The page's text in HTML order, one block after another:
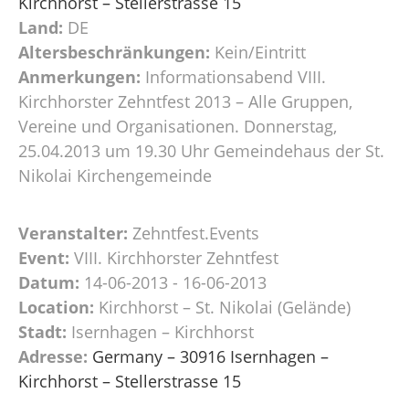
Land: DE
Altersbeschränkungen: Kein/Eintritt
Anmerkungen: Informationsabend VIII.
Kirchhorster Zehntfest 2013 – Alle Gruppen,
Vereine und Organisationen. Donnerstag,
25.04.2013 um 19.30 Uhr Gemeindehaus der St.
Nikolai Kirchengemeinde
Veranstalter: Zehntfest.Events
Event: VIII. Kirchhorster Zehntfest
Datum: 14-06-2013 - 16-06-2013
Location: Kirchhorst – St. Nikolai (Gelände)
Stadt: Isernhagen – Kirchhorst
Adresse: Germany – 30916 Isernhagen –
Kirchhorst – Stellerstrasse 15